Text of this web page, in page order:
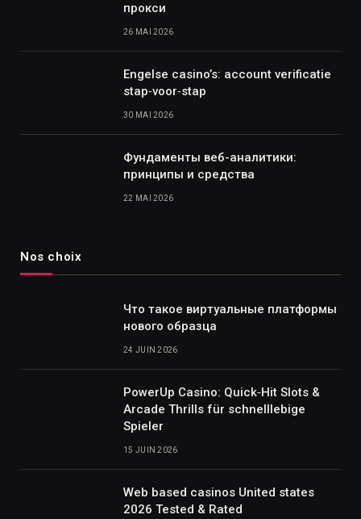
прокси
26 MAI 2026
Engelse casino’s: account verificatie
stap‑voor‑stap
30 MAI 2026
Фундаменты веб-аналитики:
принципы и средства
22 MAI 2026
Nos choix
Что такое виртуальные платформы
нового образца
24 JUIN 2026
PowerUp Casino: Quick‑Hit Slots &
Arcade Thrills für schnelllebige
Spieler
15 JUIN 2026
Web based casinos United states
2026 Tested & Rated